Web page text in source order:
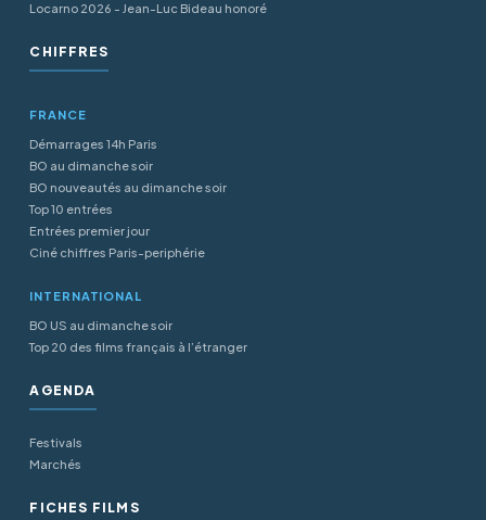
Locarno 2026 - Jean-Luc Bideau honoré
CHIFFRES
FRANCE
Démarrages 14h Paris
BO au dimanche soir
BO nouveautés au dimanche soir
Top 10 entrées
Entrées premier jour
Ciné chiffres Paris-periphérie
INTERNATIONAL
BO US au dimanche soir
Top 20 des films français à l’étranger
AGENDA
Festivals
Marchés
FICHES FILMS